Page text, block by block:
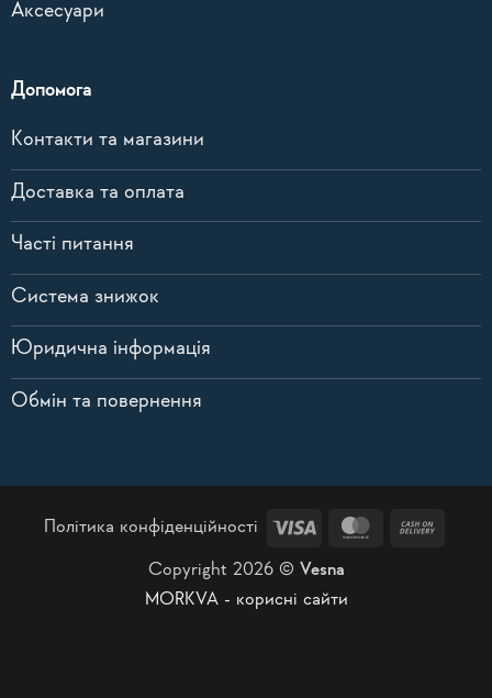
Аксесуари
Допомога
Контакти та магазини
Доставка та оплата
Часті питання
Система знижок
Юридична інформація
Обмін та повернення
Політика конфіденційності Visa MasterCard
Copyright 2026 © Vesna
MORKVA - корисні сайти